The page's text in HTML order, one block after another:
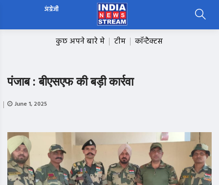
अंग्रेजी
कुछ अपने बारे मे टीम कॉन्टैक्टस
पंजाब : बीएसएफ की बड़ी कार्रवा
June 1, 2025